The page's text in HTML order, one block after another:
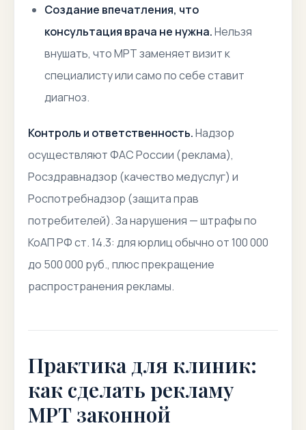
Создание впечатления, что
консультация врача не нужна.Нельзя
внушать, что МРТ заменяет визит к
специалисту или само по себе ставит
диагноз.
Контроль и ответственность.Надзор
осуществляют ФАС России (реклама),
Росздравнадзор (качество медуслуг) и
Роспотребнадзор (защита прав
потребителей). За нарушения — штрафы по
КоАП РФ ст. 14.3: для юрлиц обычно от 100 000
до 500 000 руб., плюс прекращение
распространения рекламы.
Практика для клиник:
как сделать рекламу
МРТ законной